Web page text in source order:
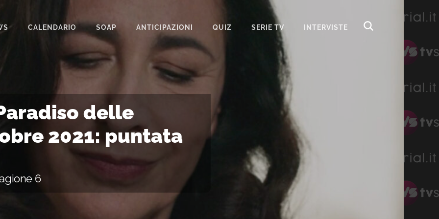
CALENDARIO SOAP
BEAUTIFUL
IL PARADISO DELLE SIGNORE
SEGRETI DI FAMIGLIA
TEMPESTA D’AMORE
UN POSTO AL SOLE
ANTICIPAZIONI QUIZ SERIE TV INTERVISTE
delle
2021: puntata
6